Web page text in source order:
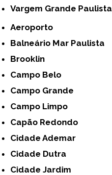
Vargem Grande Paulista
Aeroporto
Balneário Mar Paulista
Brooklin
Campo Belo
Campo Grande
Campo Limpo
Capão Redondo
Cidade Ademar
Cidade Dutra
Cidade Jardim